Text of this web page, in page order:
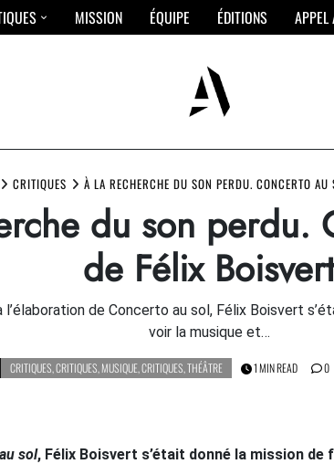
MISSION ÉQUIPE ÉDITIONS
CRITIQUES À LA RECHERCHE DU SON PERDU. CONCERTO
du son perdu.
de Félix Boisvert
l’élaboration de Concerto au sol, Félix Boisvert
voir la musique et…
CRITIQUES CRITIQUES MUSIQUE CRITIQUES THÉÂTRE 1 MIN READ 0
sol, Félix Boisvert s’était donné la mission de